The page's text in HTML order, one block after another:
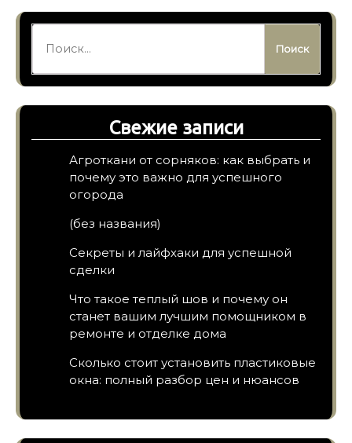
Свежие записи
Агроткани от сорняков: как выбрать и
почему это важно для успешного
огорода
(без названия)
Секреты и лайфхаки для успешной
сделки
Что такое теплый шов и почему он
станет вашим лучшим помощником в
ремонте и отделке дома
Сколько стоит установить пластиковые
окна: полный разбор цен и нюансов